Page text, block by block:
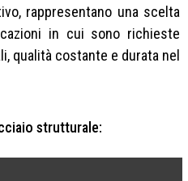
rappresentano una scelta
in cui sono richieste
qualità costante e durata nel
strutturale: